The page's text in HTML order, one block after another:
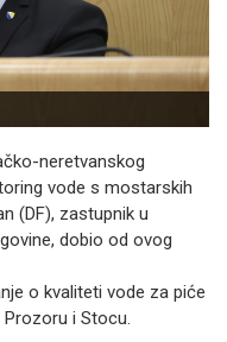
neretvanskog
vode s mostarskih
(DF), zastupnik u
dobio od ovog
o kvaliteti vode za piće
Prozoru i Stocu.